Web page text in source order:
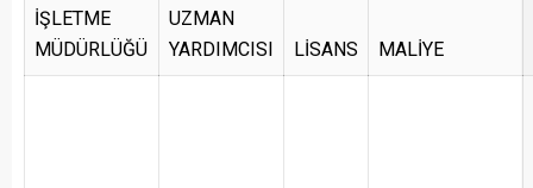
İŞLETME
MÜDÜRLÜĞÜ
UZMAN
YARDIMCISI
LİSANS MALİYE